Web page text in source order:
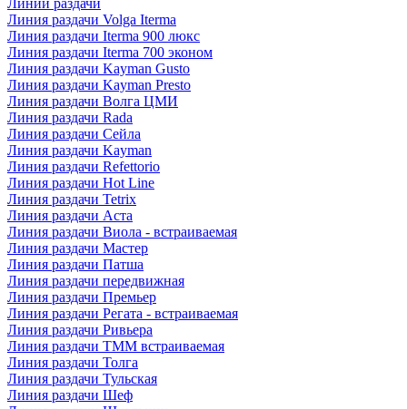
Линии раздачи
Линия раздачи Volga Iterma
Линия раздачи Iterma 900 люкс
Линия раздачи Iterma 700 эконом
Линия раздачи Kayman Gusto
Линия раздачи Kayman Presto
Линия раздачи Волга ЦМИ
Линия раздачи Rada
Линия раздачи Сейла
Линия раздачи Kayman
Линия раздачи Refettorio
Линия раздачи Hot Line
Линия раздачи Tetrix
Линия раздачи Аста
Линия раздачи Виола - встраиваемая
Линия раздачи Мастер
Линия раздачи Патша
Линия раздачи передвижная
Линия раздачи Премьер
Линия раздачи Регата - встраиваемая
Линия раздачи Ривьера
Линия раздачи ТММ встраиваемая
Линия раздачи Толга
Линия раздачи Тульская
Линия раздачи Шеф